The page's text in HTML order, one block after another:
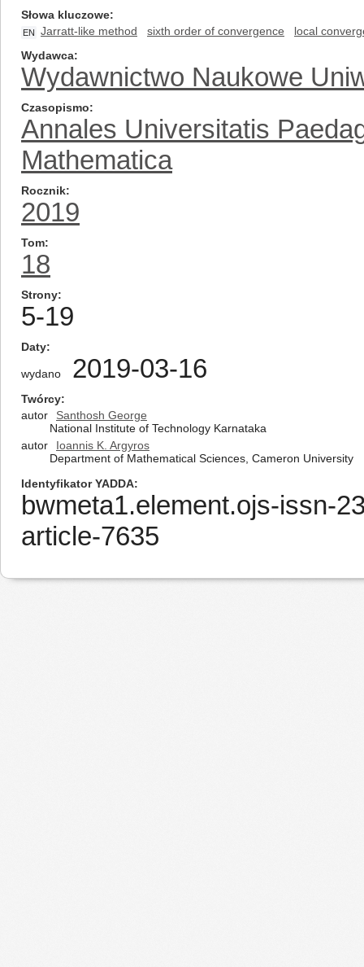
Słowa kluczowe
EN Jarratt-like method sixth order of convergence
local
Wydawca
Wydawnictwo Naukowe
Czasopismo
Annales Universitatis
Mathematica
Rocznik
2019
Tom
18
Strony
5-19
Daty
wydano 2019-03-16
Twórcy
autor
Santhosh George
National Institute of Technology Karnataka
autor
Ioannis K. Argyros
Department of Mathematical Sciences, Cameron University
Identyfikator YADDA
bwmeta1.element.ojs-issn-
article-7635